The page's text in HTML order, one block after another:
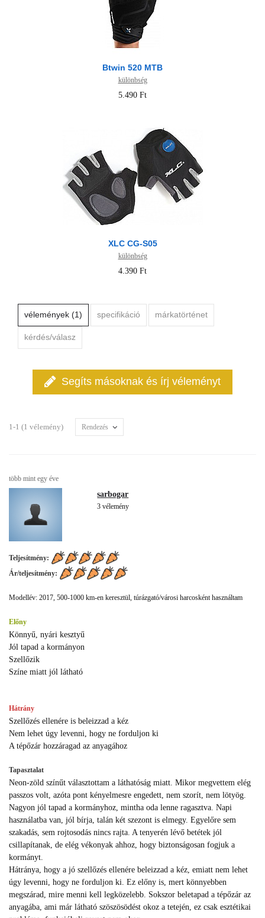
Btwin 520 MTB
különbség
5.490 Ft
XLC CG-S05
különbség
4.390 Ft
vélemények (1) specifikáció márkatörténet
kérdés/válasz
Segíts másoknak és írj véleményt
1-1 (1 vélemény) Rendezés
több mint egy éve
sarbogar
3 vélemény
Teljesítmény:
Ár/teljesítmény:
Modellév: 2017, 500-1000 km-en keresztül, túrázgató/városi harcosként használtam
Előny
Könnyű, nyári kesztyű
Jól tapad a kormányon
Szellőzik
Színe miatt jól látható
Hátrány
Szellőzés ellenére is beleizzad a kéz
Nem lehet úgy levenni, hogy ne forduljon ki
A tépőzár hozzáragad az anyagához
Tapasztalat
Neon-zöld színűt választottam a láthatóság miatt. Mikor megvettem elég
passzos volt, azóta pont kényelmesre engedett, nem szorít, nem lötyög.
Nagyon jól tapad a kormányhoz, mintha oda lenne ragasztva. Napi
használatba van, jól bírja, talán két szezont is elmegy. Egyelőre sem
szakadás, sem rojtosodás nincs rajta. A tenyerén lévő betétek jól
csillapítanak, de elég vékonyak ahhoz, hogy biztonságosan fogjuk a
kormányt.
Hátránya, hogy a jó szellőzés ellenére beleizzad a kéz, emiatt nem lehet
úgy levenni, hogy ne forduljon ki. Ez előny is, mert könnyebben
megszárad, mire menni kell legközelebb. Sokszor beletapad a tépőzár az
anyagába, ami már látható szöszösödést okoz a tetején, ez csak esztétikai